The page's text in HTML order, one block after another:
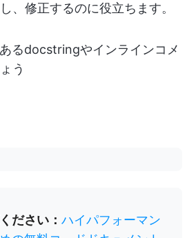
、修正するのに役立ちます。
るdocstringやインラインコメ
う
ださい： ハイパフォーマン